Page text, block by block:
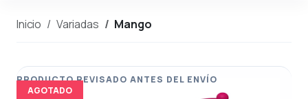
Inicio Variadas Mango
AGOTADO